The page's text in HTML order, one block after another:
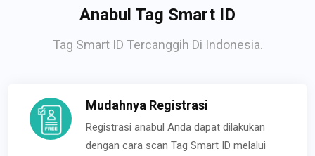
Anabul Tag Smart ID
Tag Smart ID Tercanggih Di Indonesia.
Mudahnya Registrasi
Registrasi anabul Anda dapat dilakukan
dengan cara scan Tag Smart ID melalui